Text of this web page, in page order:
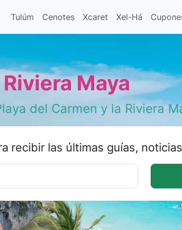
Tulúm Cenotes Xcaret Xel-Há
Riviera Maya
del Carmen y la Riviera
recibir las últimas guías,